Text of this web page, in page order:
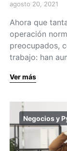
agosto 20, 2021
Ahora que
operación
preocupados,
trabajo: han
Ver más
Negocios y